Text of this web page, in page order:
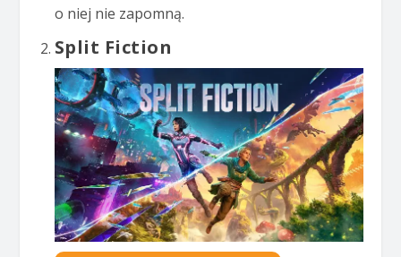
o niej nie zapomną.
Split Fiction